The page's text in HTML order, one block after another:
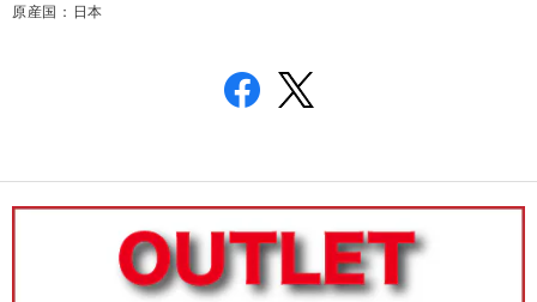
原産国：日本